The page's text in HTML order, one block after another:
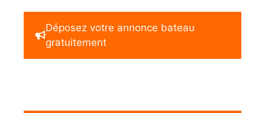
Déposez votre annonce bateau
gratuitement